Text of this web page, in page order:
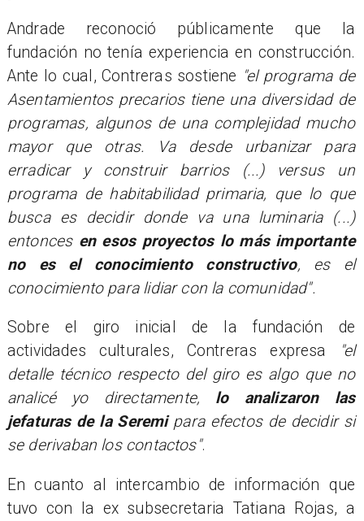
Andrade reconoció públicamente que la
fundación no tenía experiencia en construcción.
Ante lo cual, Contreras sostiene "el programa de
Asentamientos precarios tiene una diversidad de
programas, algunos de una complejidad mucho
mayor que otras. Va desde urbanizar para
erradicar y construir barrios (...) versus un
programa de habitabilidad primaria, que lo que
busca es decidir donde va una luminaria (...)
entoncesen esos proyectos lo más importante
no es el conocimiento constructivo, es el
conocimiento para lidiar con la comunidad".
Sobre el giro inicial de la fundación de
actividades culturales, Contreras expresa
"el
detalle técnico respecto del giro es algo que no
analicé yo directamente, lo analizaron las
jefaturas de la Seremipara efectos de decidir si
se derivaban los contactos".
En cuanto al intercambio de información que
tuvo con la ex subsecretaria Tatiana Rojas, a